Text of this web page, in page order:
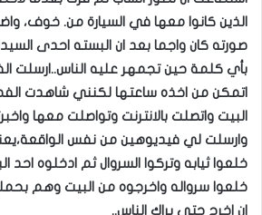
الذين كانوا معها في السيارة من. خوف،
صورته كان واجما بعد ان البسته احدى
بأي كلمة حين تجمهر عليه الناس..ارسلت
اتمكن من اخذه ساعتها لكنني شاهدت
البيت واتصلت بالانترنت وتواصلت معها
وارسلت لي فيديوهين من نفس
خلعوا ثيابه وتركوا السروال ثم ادخلوه احد
خلعوا سرواله واخرجوه من البيت وهم
ان اخرج حتى يراك الناس..